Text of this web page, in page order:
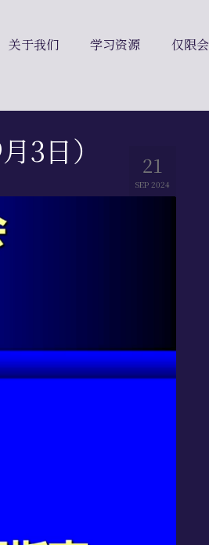
关于我们 学习资源 仅限
21
SEP 2024
3日）